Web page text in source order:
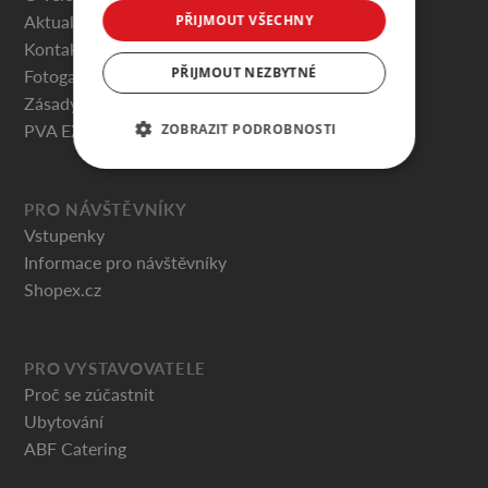
Aktuality
Kontakty
Fotogalerie
Zásady ochrany osobních údajů
PVA EXPO PRAHA
PRO NÁVŠTĚVNÍKY
Vstupenky
Informace pro návštěvníky
Shopex.cz
PRO VYSTAVOVATELE
Proč se zúčastnit
Ubytování
ABF Catering
PŘIJMOUT VŠECHNY
PŘIJMOUT NEZBYTNÉ
ZOBRAZIT PODROBNOSTI